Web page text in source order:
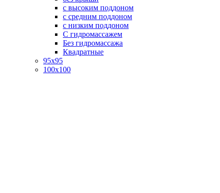
с высоким поддоном
с средним поддоном
с низким поддоном
С гидромассажем
Без гидромассажа
Квадратные
95х95
100х100